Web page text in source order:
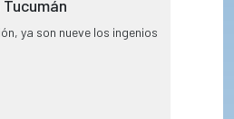
ya son nueve los ingenios